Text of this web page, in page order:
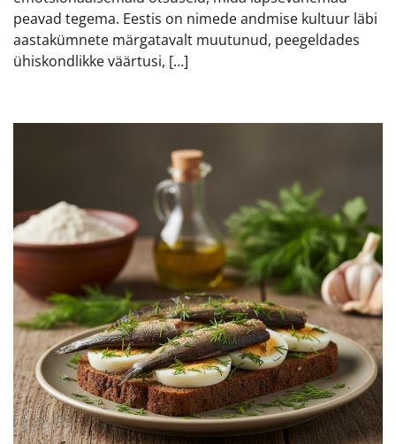
peavad tegema. Eestis on nimede andmise kultuur läbi
aastakümnete märgatavalt muutunud, peegeldades
ühiskondlikke väärtusi, […]